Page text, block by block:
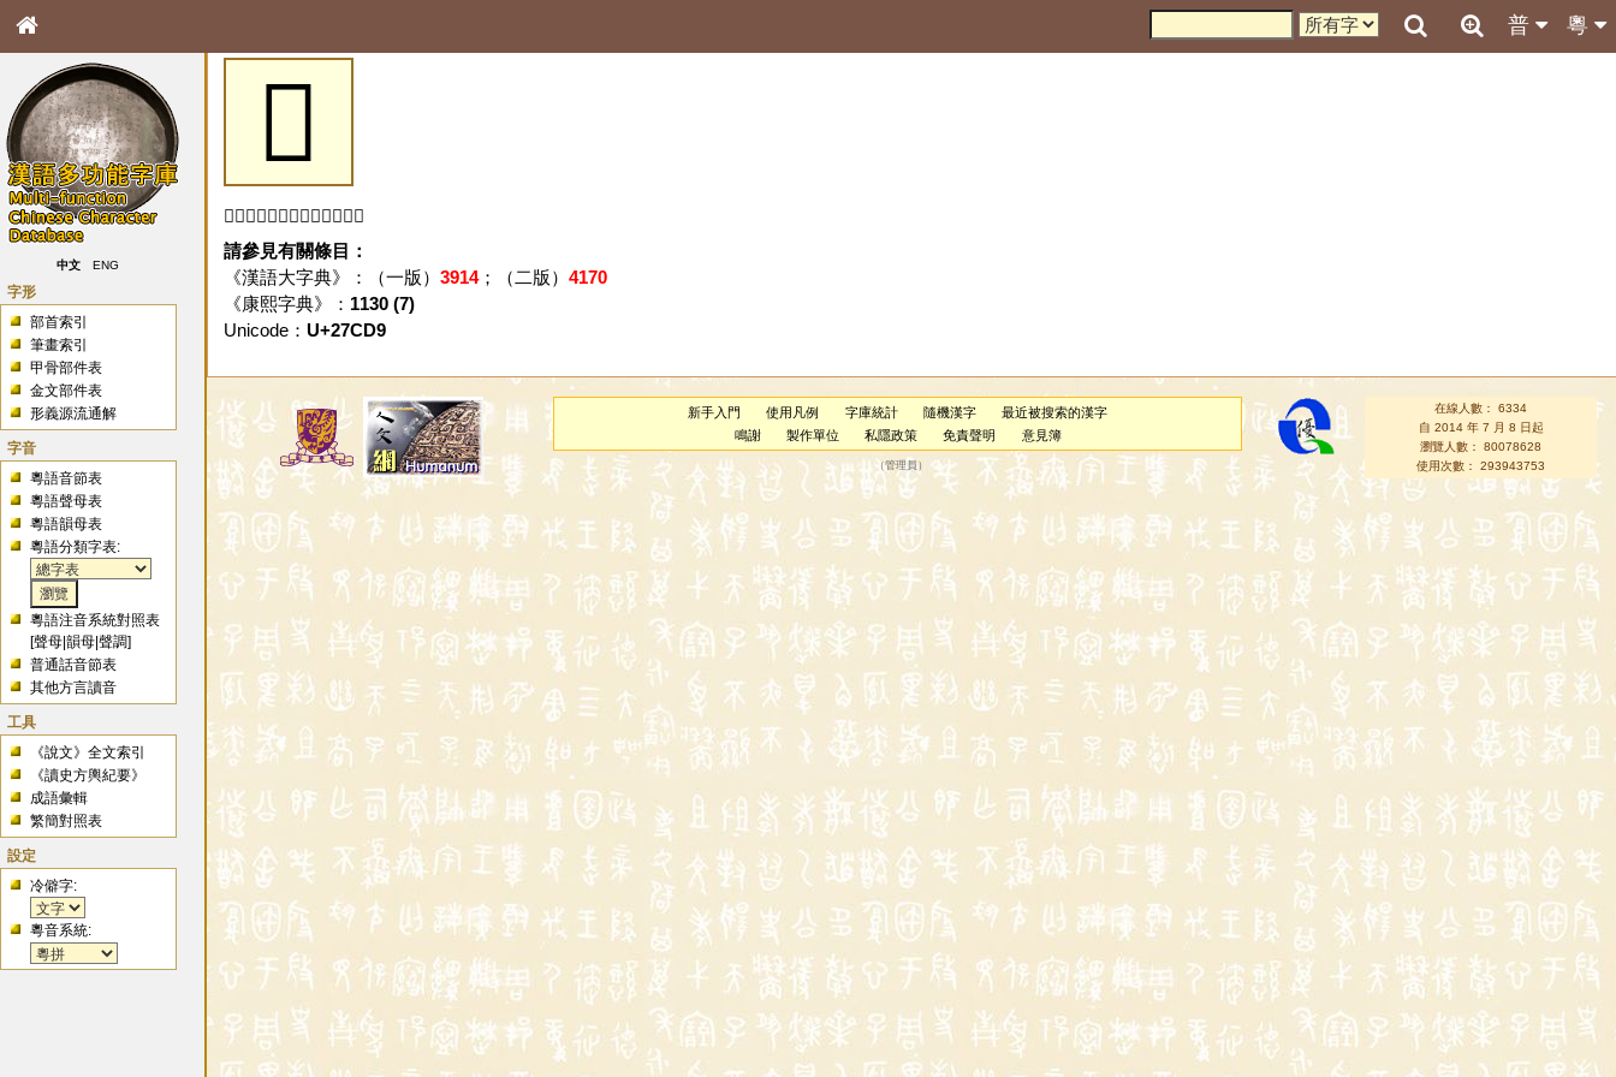
粵
普
中文 ENG
字形
部首索引
筆畫索引
甲骨部件表
金文部件表
形義源流通解
字音
粵語音節表
粵語聲母表
粵語韻母表
粵語分類字表:
粵語注音系統對照表
[聲母 |韻母 |聲調]
普通話音節表
其他方言讀音
工具
《說文》全文索引
《讀史方輿紀要》
成語彙輯
繁簡對照表
設定
冷僻字:
粵音系統:
𧳙
「𧳙」字未收錄於本資料庫。
請參見有關條目：
《漢語大字典》：（一版） 3914；（二版） 4170
《康熙字典》： 1130 (7)
Unicode： U+27CD9
新手入門 使用凡例 字庫統計 隨機漢字
最近被搜索的漢字
鳴謝
製作單位 私隱政策 免責聲明 意見簿
（管理員 ）
在線人數： 6334
自 2014 年 7 月 8 日起
瀏覽人數： 80078628
使用次數： 293943753